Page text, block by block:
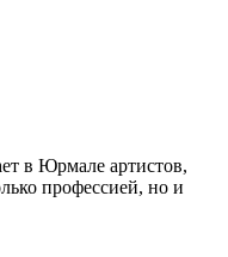
в Юрмале артистов,
профессией, но и